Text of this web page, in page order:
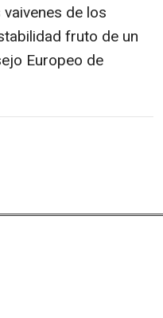
de los
fruto de un
Europeo de